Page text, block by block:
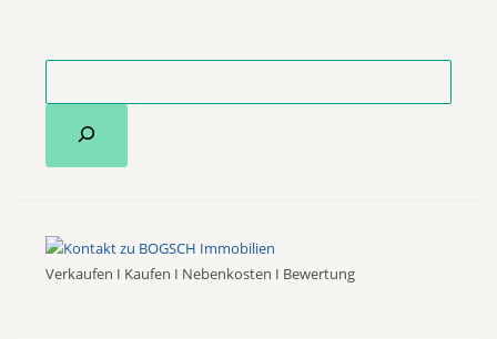
Verkaufen I Kaufen I Nebenkosten I Bewertung